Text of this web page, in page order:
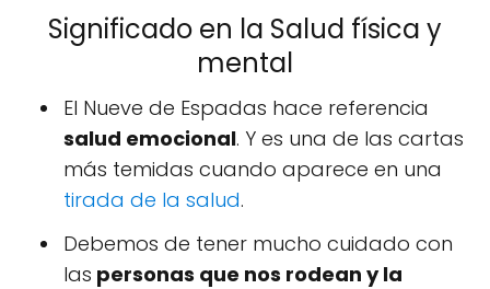
Significado en la Salud física y
mental
El Nueve de Espadas hace referencia
salud emocional. Y es una de las cartas
más temidas cuando aparece en una
tirada de la salud.
Debemos de tener mucho cuidado con
las personas que nos rodean y la